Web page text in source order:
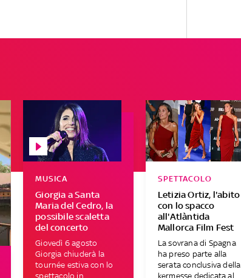
Giorgia a Santa
Maria del Cedro, la
possibile scaletta
del concerto
MUSICA
Giovedì 6 agosto
Giorgia chiuderà la
tournée estiva con lo
spettacolo in
Letizia Ortiz, l'abito
con lo spacco
all'Atlàntida
Mallorca Film Fest
SPETTACOLO
La sovrana di Spagna
ha preso parte alla
serata conclusiva della
kermesse dedicata al